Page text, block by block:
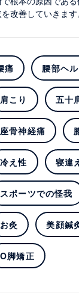
改善していきます
痛 腰部ヘ
肩こり 五十
座骨神経痛
冷え性 寝違え
スポーツでの怪我
お灸 美顔鍼
O脚矯正